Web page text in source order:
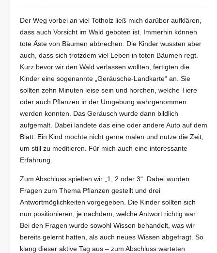
Der Weg vorbei an viel Totholz ließ mich darüber aufklären,
dass auch Vorsicht im Wald geboten ist. Immerhin können
tote Äste von Bäumen abbrechen. Die Kinder wussten aber
auch, dass sich trotzdem viel Leben in toten Bäumen regt.
Kurz bevor wir den Wald verlassen wollten, fertigten die
Kinder eine sogenannte „Geräusche-Landkarte“ an. Sie
sollten zehn Minuten leise sein und horchen, welche Tiere
oder auch Pflanzen in der Umgebung wahrgenommen
werden konnten. Das Geräusch wurde dann bildlich
aufgemalt. Dabei landete das eine oder andere Auto auf dem
Blatt. Ein Kind mochte nicht gerne malen und nutze die Zeit,
um still zu meditieren. Für mich auch eine interessante
Erfahrung.
Zum Abschluss spielten wir „1, 2 oder 3“. Dabei wurden
Fragen zum Thema Pflanzen gestellt und drei
Antwortmöglichkeiten vorgegeben. Die Kinder sollten sich
nun positionieren, je nachdem, welche Antwort richtig war.
Bei den Fragen wurde sowohl Wissen behandelt, was wir
bereits gelernt hatten, als auch neues Wissen abgefragt. So
klang dieser aktive Tag aus – zum Abschluss warteten